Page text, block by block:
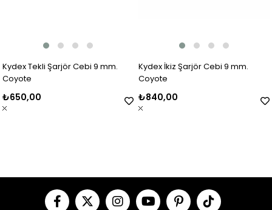
Kydex Tekli Şarjör Cebi 9 mm.
Coyote
₺650,00
Kydex İkiz Şarjör Cebi 9 mm.
Coyote
₺840,00